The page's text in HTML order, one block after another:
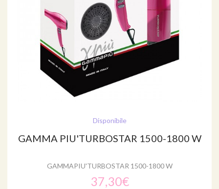
Disponibile
GAMMA PIU'TURBOSTAR 1500-1800 W
GAMMAPIU'TURBOSTAR 1500-1800 W
37,30€